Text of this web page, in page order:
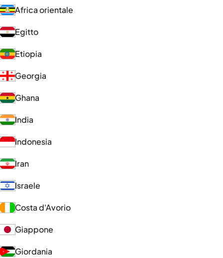
Africa orientale
Egitto
Etiopia
Georgia
Ghana
India
Indonesia
Iran
Israele
Costa d'Avorio
Giappone
Giordania